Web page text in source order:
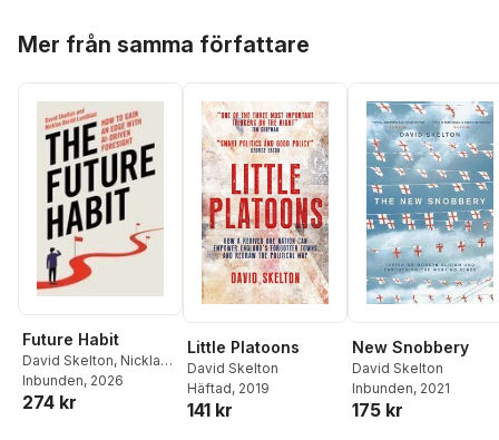
Mer från samma författare
Future Habit
David Skelton, Nicklas
Berild Lundblad
Inbunden, 2026
274 kr
Little Platoons
David Skelton
Häftad, 2019
141 kr
New Snobbery
David Skelton
Inbunden, 2021
175 kr